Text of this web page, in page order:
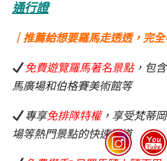
通行證
｜推薦給想要羅馬走透透，完
免費遊覽羅馬著名景點，包
馬廣場和伯格賽美術館等
專享免排隊特權，享受梵蒂
場等熱門景點的快速通道